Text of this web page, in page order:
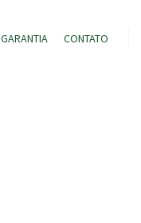
CONTATO